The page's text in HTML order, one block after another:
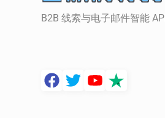
B2B 线索与电子邮件智能 API